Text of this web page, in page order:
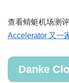
查看蜻蜓机场测评
Accelerator 又一
Danke